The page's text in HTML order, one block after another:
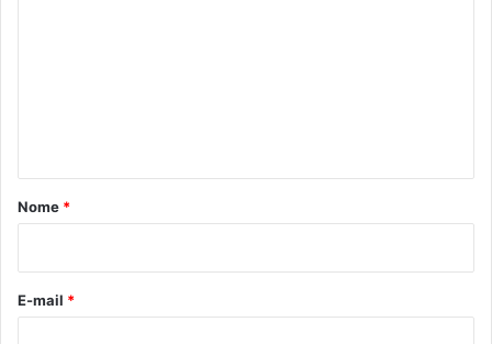
r
*
Nome *
E-mail *